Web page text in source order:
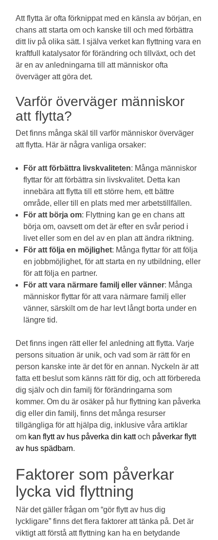
Att flytta är ofta förknippat med en känsla av början, en
chans att starta om och kanske till och med förbättra
ditt liv på olika sätt. I själva verket kan flyttning vara en
kraftfull katalysator för förändring och tillväxt, och det
är en av anledningarna till att människor ofta
överväger att göra det.
Varför överväger människor
att flytta?
Det finns många skäl till varför människor överväger
att flytta. Här är några vanliga orsaker:
För att förbättra livskvaliteten: Många människor
flyttar för att förbättra sin livskvalitet. Detta kan
innebära att flytta till ett större hem, ett bättre
område, eller till en plats med mer arbetstillfällen.
För att börja om: Flyttning kan ge en chans att
börja om, oavsett om det är efter en svår period i
livet eller som en del av en plan att ändra riktning.
För att följa en möjlighet: Många flyttar för att följa
en jobbmöjlighet, för att starta en ny utbildning, eller
för att följa en partner.
För att vara närmare familj eller vänner: Många
människor flyttar för att vara närmare familj eller
vänner, särskilt om de har levt långt borta under en
längre tid.
Det finns ingen rätt eller fel anledning att flytta. Varje
persons situation är unik, och vad som är rätt för en
person kanske inte är det för en annan. Nyckeln är att
fatta ett beslut som känns rätt för dig, och att förbereda
dig själv och din familj för förändringarna som
kommer. Om du är osäker på hur flyttning kan påverka
dig eller din familj, finns det många resurser
tillgängliga för att hjälpa dig, inklusive våra artiklar
om kan flytt av hus påverka din kattoch påverkar flytt
av hus spädbarn.
Faktorer som påverkar
lycka vid flyttning
När det gäller frågan om “gör flytt av hus dig
lyckligare” finns det flera faktorer att tänka på. Det är
viktigt att förstå att flyttning kan ha en betydande